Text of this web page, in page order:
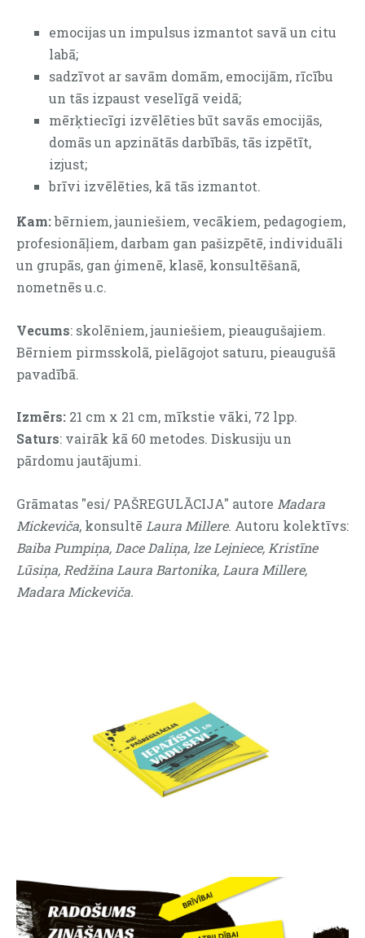
emocijas un impulsus izmantot savā un citu
labā;
sadzīvot ar savām domām, emocijām, rīcību
un tās izpaust veselīgā veidā;
mērķtiecīgi izvēlēties būt savās emocijās,
domās un apzinātās darbībās, tās izpētīt,
izjust;
brīvi izvēlēties, kā tās izmantot.
Kam:bērniem, jauniešiem, vecākiem, pedagogiem,
profesionāļiem, darbam gan pašizpētē, individuāli
un grupās, gan ģimenē, klasē, konsultēšanā,
nometnēs u.c.
Vecums: skolēniem, jauniešiem, pieaugušajiem.
Bērniem pirmsskolā, pielāgojot saturu, pieaugušā
pavadībā.
Izmērs: 21 cm x 21 cm, mīkstie vāki, 72 lpp.
Saturs: vairāk kā 60 metodes. Diskusiju un
pārdomu jautājumi.
Grāmatas "esi/ PAŠREGULĀCIJA" autore Madara
Mickeviča, konsultē Laura Millere. Autoru kolektīvs:
Baiba Pumpiņa, Dace Daliņa, lze Lejniece, Kristīne
Lūsiņa, Redžina Laura Bartonika, Laura Millere,
Madara Mickeviča.